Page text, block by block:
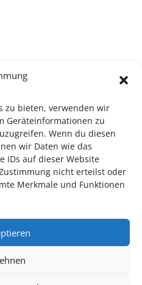
zu bieten, verwenden wir
Geräteinformationen zu
Wenn du diesen
wir Daten wie das
IDs auf dieser Website
nicht erteilst oder
Merkmale und Funktionen
dasFestival des deutschen
haben Kulturpass-
zu den Vorstellungen – 30
solange der Vorrat reicht!
HIER